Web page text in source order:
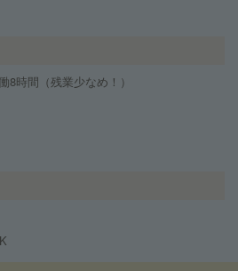
8時間（残業少なめ！）